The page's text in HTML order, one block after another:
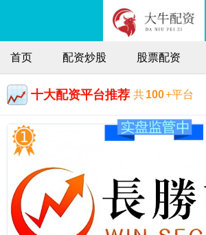
首页 配资炒股 股票配资
十大配资平台推荐 共100+平台